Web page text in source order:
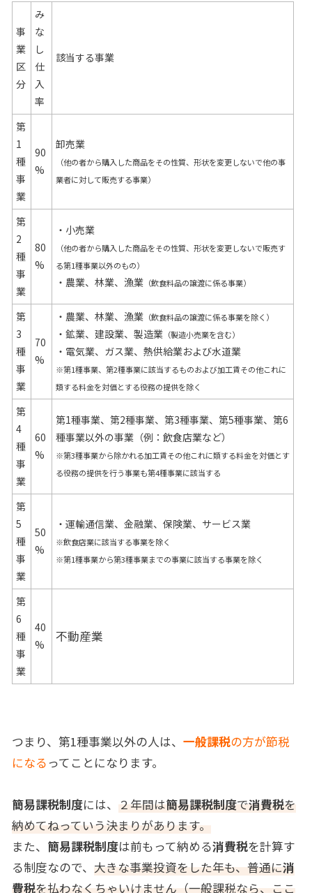
事
業
区
分
み
な
し
仕
入
率
該当する事業
第
1
種
事
業
90
%
卸売業
（他の者から購入した商品をその性質、形状を変更しないで他の事
業者に対して販売する事業）
第
2
種
事
業
80
%
・小売業
（他の者から購入した商品をその性質、形状を変更しないで販売す
る第1種事業以外のもの）
・農業、林業、漁業（飲食料品の譲渡に係る事業）
第
3
種
事
業
70
%
・農業、林業、漁業（飲食料品の譲渡に係る事業を除く）
・鉱業、建設業、製造業（製造小売業を含む）
・電気業、ガス業、熱供給業および水道業
※第1種事業、第2種事業に該当するものおよび加工賃その他これに
類する料金を対価とする役務の提供を除く
第
4
種
事
業
60
%
第1種事業、第2種事業、第3種事業、第5種事業、第6
種事業以外の事業（例：飲食店業など）
※第3種事業から除かれる加工賃その他これに類する料金を対価とす
る役務の提供を行う事業も第4種事業に該当する
第
5
種
事
業
50
%
・運輸通信業、金融業、保険業、サービス業
※飲食店業に該当する事業を除く
※第1種事業から第3種事業までの事業に該当する事業を除く
第
6
種
事
業
40
%
不動産業
つまり、第1種事業以外の人は、 一般課税の方が節税
になる ってことになります。
簡易課税制度には、 ２年間は簡易課税制度で消費税を
納めてねっていう決まりがあります。
また、 簡易課税制度は前もって納める消費税を計算す
る制度なので、 大きな事業投資をした年も、普通に消
費税を払わなくちゃいけません（一般課税なら、ここ